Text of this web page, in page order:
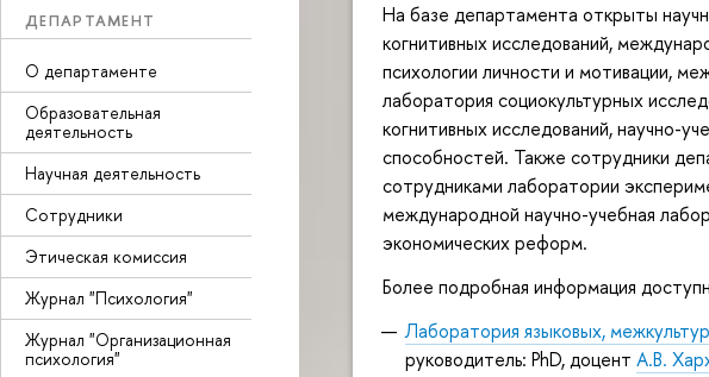
ДЕПАРТАМЕНТ
О департаменте
Образовательная
деятельность
Научная деятельность
Сотрудники
Этическая комиссия
Журнал "Психология"
Журнал "Организационная
психология"
На базе департамента открыты
когнитивных исследований,
психологии личности и мотивации,
лаборатория социокультурных
когнитивных исследований, научно-
способностей. Также сотрудники
сотрудниками лаборатории
международной научно-учебная
экономических реформ.
Более подробная информация
Лаборатория языковых,
руководитель: PhD, доцентА.В.